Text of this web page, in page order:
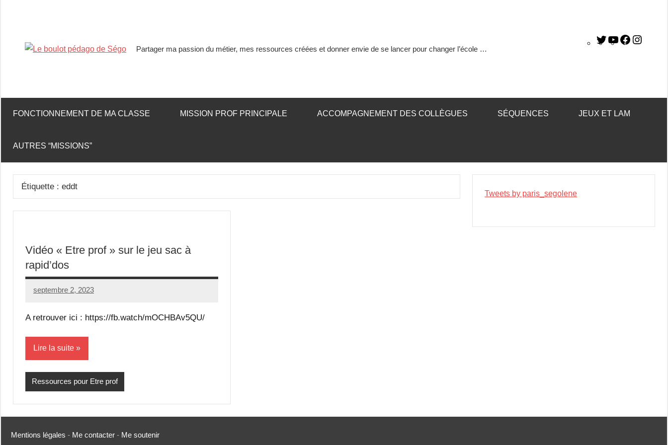
pédago
Ségo
Partager ma passion du métier, mes ressources créées et donner envie de se lancer pour changer l’école …
FONCTIONNEMENT DE MA CLASSE MISSION PROF PRINCIPALE ACCOMPAGNEMENT DES COLLÈGUES SÉQUENCES JEUX ET LAM
AUTRES “MISSIONS”
Étiquette : eddt
Vidéo « Etre prof » sur le jeu sac à
rapid’dos
septembre 2, 2023
Seg0_La_Vraie
Aucun
A retrouver ici : https://fb.watch/mOCHBAv5QU/
Lire la suite
Ressources pour Etre prof
Tweets by paris_segolene
Mentions légales - Me contacter - Me soutenir